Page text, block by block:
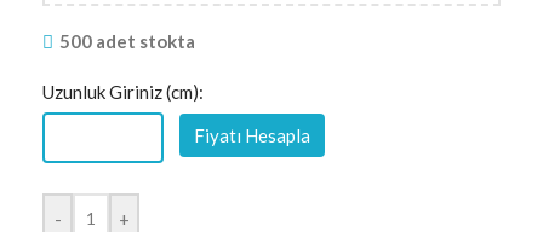
500 adet stokta
Uzunluk Giriniz (cm):
Fiyatı Hesapla
- +